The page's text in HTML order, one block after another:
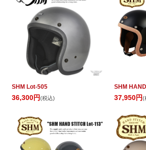
SHM Lot-505
36,300円(税込)
SHM
37,950円(